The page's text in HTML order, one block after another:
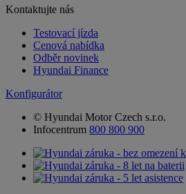
Kontaktujte nás
Testovací jízda
Cenová nabídka
Odběr novinek
Hyundai Finance
Konfigurátor
© Hyundai Motor Czech s.r.o.
Infocentrum 800 800 900